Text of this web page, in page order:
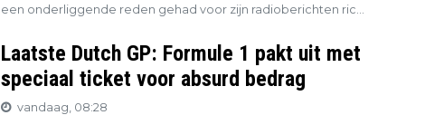
een onderliggende reden gehad voor zijn radioberichten ric...
Laatste Dutch GP: Formule 1 pakt uit met
speciaal ticket voor absurd bedrag
vandaag, 08:28